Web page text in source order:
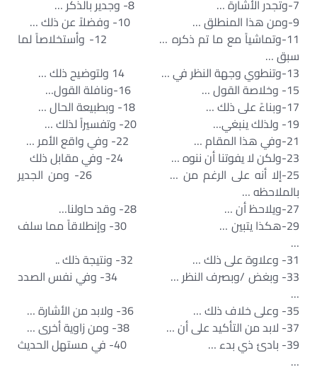
7-وتجدر الأشارة … 8- وجدير بالذكر …
9-ومن هذا المنطلق … 10- وفضلاً عن ذلك …
11-وتماشياً مع ما تم ذكره … 12- وأستخلاصاً لما
سبق …
13-وتنطوي وجهة النظر في … 14 ولتوضيح ذلك …
15- وخلاصة القول … 16-ونافلة القول…
17-وبناءً على ذلك … 18- وبطبيعة الحال …
19- ولذلك ينبغي… 20- وتفسيراً لذلك …
21-وفي هذا المقام … 22- وفي واقع الأمر …
23-ولكن لا يفوتنا أن ننوه … 24- وفي مقابل ذلك
25-إلا أنه على الرغم من … 26- ومن الجدير
بالملاحظه …
27-ويلاحظ أن … 28- وقد حاولنا…
29-هكذا يتبين … 30- وإنطلاقاً مما سلف
…
31- وعلاوة على ذلك … 32- ونتيجة ذلك ..
33- وبغض /وبصرف النظر … 34- وفي نفس الصدد
…
35- وعلى خلاف ذلك … 36- ولابد من الأشارة …
37- لابد من التأكيد على أن … 38- ومن زاوية أخرى …
39- بادئ ذي بدء … 40- في مستهل الحديث
…